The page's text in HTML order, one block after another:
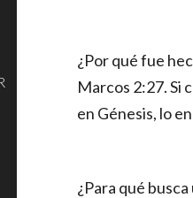
¿Por qué fue
Marcos 2:27. Si
en Génesis, lo
¿Para qué